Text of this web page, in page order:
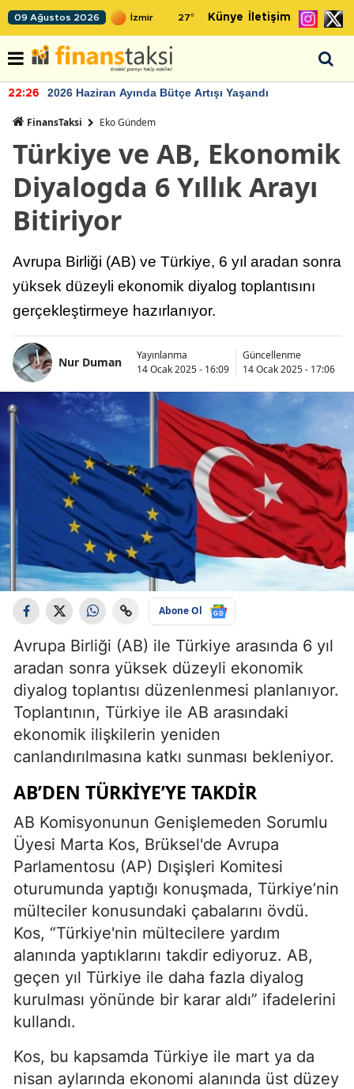
09 Ağustos 2026 27° Künye İletişim
22:26 2026 Haziran Ayında Bütçe Artışı Yaşandı
FinansTaksi Eko Gündem
Türkiye ve AB, Ekonomik
Diyalogda 6 Yıllık Arayı
Bitiriyor
Avrupa Birliği (AB) ve Türkiye, 6 yıl aradan sonra
yüksek düzeyli ekonomik diyalog toplantısını
gerçekleştirmeye hazırlanıyor.
Nur Duman
Yayınlanma
14 Ocak 2025 - 16:09
Güncellenme
14 Ocak 2025 - 17:06
Abone Ol
Avrupa Birliği (AB) ile Türkiye arasında 6 yıl
aradan sonra yüksek düzeyli ekonomik
diyalog toplantısı düzenlenmesi planlanıyor.
Toplantının, Türkiye ile AB arasındaki
ekonomik ilişkilerin yeniden
canlandırılmasına katkı sunması bekleniyor.
AB’DEN TÜRKİYE’YE TAKDİR
AB Komisyonunun Genişlemeden Sorumlu
Üyesi Marta Kos, Brüksel'de Avrupa
Parlamentosu (AP) Dışişleri Komitesi
oturumunda yaptığı konuşmada, Türkiye’nin
mülteciler konusundaki çabalarını övdü.
Kos, “Türkiye'nin mültecilere yardım
alanında yaptıklarını takdir ediyoruz. AB,
geçen yıl Türkiye ile daha fazla diyalog
kurulması yönünde bir karar aldı” ifadelerini
kullandı.
Kos, bu kapsamda Türkiye ile mart ya da
nisan aylarında ekonomi alanında üst düzey